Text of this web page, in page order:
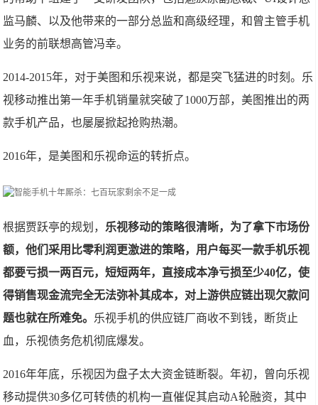
监马麟、以及他带来的一部分总监和高级经理，和曾主管手机
业务的前联想高管冯幸。
2014-2015年，对于美图和乐视来说，都是突飞猛进的时刻。乐
视移动推出第一年手机销量就突破了1000万部，美图推出的两
款手机产品，也屡屡掀起抢购热潮。
2016年，是美图和乐视命运的转折点。
根据贾跃亭的规划， 乐视移动的策略很清晰，为了拿下市场份
额，他们采用比零利润更激进的策略，用户每买一款手机乐视
都要亏损一两百元，短短两年，直接成本净亏损至少40亿，使
得销售现金流完全无法弥补其成本，对上游供应链出现欠款问
题也就在所难免。 乐视手机的供应链厂商收不到钱，断货止
血，乐视债务危机彻底爆发。
2016年年底，乐视因为盘子太大资金链断裂。年初，曾向乐视
移动提供30多亿可转债的机构一直催促其启动A轮融资，其中